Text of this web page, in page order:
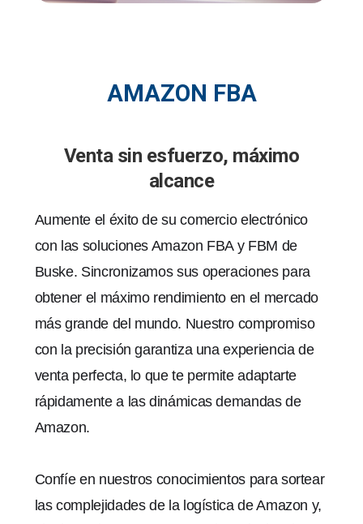
AMAZON FBA
Venta sin esfuerzo, máximo
alcance
Aumente el éxito de su comercio electrónico
con las soluciones Amazon FBA y FBM de
Buske. Sincronizamos sus operaciones para
obtener el máximo rendimiento en el mercado
más grande del mundo. Nuestro compromiso
con la precisión garantiza una experiencia de
venta perfecta, lo que te permite adaptarte
rápidamente a las dinámicas demandas de
Amazon.
Confíe en nuestros conocimientos para sortear
las complejidades de la logística de Amazon y,